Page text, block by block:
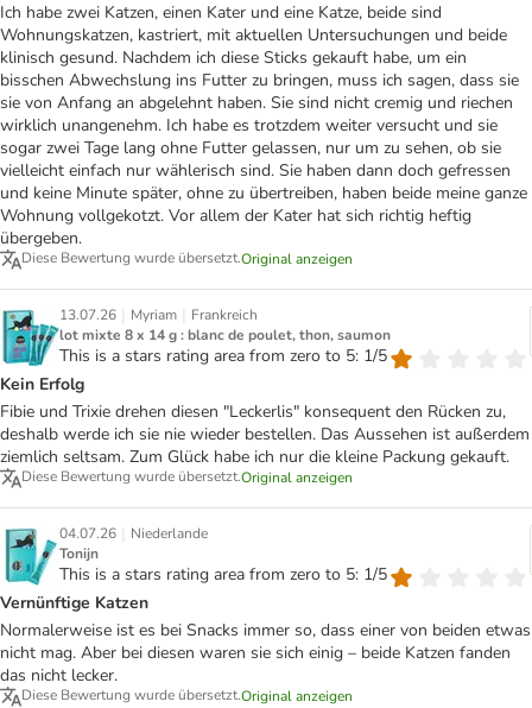
Ich habe zwei Katzen, einen Kater und eine Katze, beide sind
Wohnungskatzen, kastriert, mit aktuellen Untersuchungen und beide
klinisch gesund. Nachdem ich diese Sticks gekauft habe, um ein
bisschen Abwechslung ins Futter zu bringen, muss ich sagen, dass sie
sie von Anfang an abgelehnt haben. Sie sind nicht cremig und riechen
wirklich unangenehm. Ich habe es trotzdem weiter versucht und sie
sogar zwei Tage lang ohne Futter gelassen, nur um zu sehen, ob sie
vielleicht einfach nur wählerisch sind. Sie haben dann doch gefressen
und keine Minute später, ohne zu übertreiben, haben beide meine ganze
Wohnung vollgekotzt. Vor allem der Kater hat sich richtig heftig
übergeben.
Diese Bewertung wurde übersetzt.Original anzeigen
13.07.26 | Myriam | Frankreich
lot mixte 8 x 14 g : blanc de poulet, thon, saumon
This is a stars rating area from zero to 5: 1/5
Kein Erfolg
Fibie und Trixie drehen diesen "Leckerlis" konsequent den Rücken zu,
deshalb werde ich sie nie wieder bestellen. Das Aussehen ist außerdem
ziemlich seltsam. Zum Glück habe ich nur die kleine Packung gekauft.
Diese Bewertung wurde übersetzt.Original anzeigen
04.07.26 | Niederlande
Tonijn
This is a stars rating area from zero to 5: 1/5
Vernünftige Katzen
Normalerweise ist es bei Snacks immer so, dass einer von beiden etwas
nicht mag. Aber bei diesen waren sie sich einig – beide Katzen fanden
das nicht lecker.
Diese Bewertung wurde übersetzt.Original anzeigen